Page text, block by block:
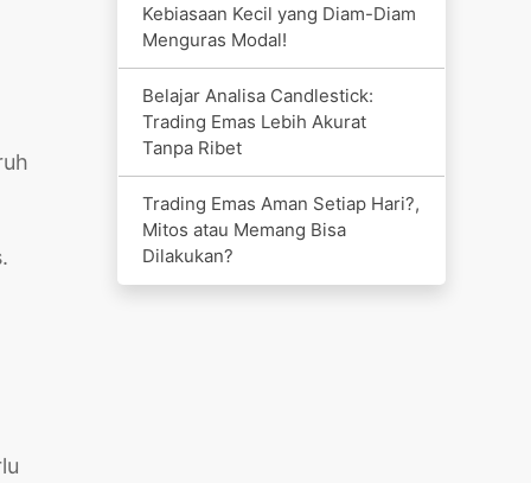
Kebiasaan Kecil yang Diam-Diam
Menguras Modal!
Belajar Analisa Candlestick:
Trading Emas Lebih Akurat
Tanpa Ribet
Trading Emas Aman Setiap Hari?,
Mitos atau Memang Bisa
Dilakukan?